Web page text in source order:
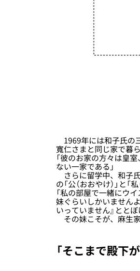
1969年には和子氏の
寬仁さまと同じ家で暮
「彼のお家の方々は皇
ない一家である」
さらに留学中、和子
の「公（おおやけ）」と
「私の部屋で一緒にウ
妹ぐらいしかいません
いっていません』ととぼ
その妹こそが、麻生
「そこまで殿下